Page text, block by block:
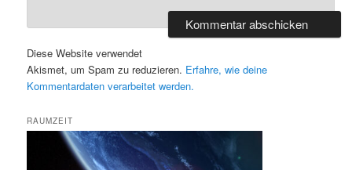
Diese Website verwendet
Akismet, um Spam zu reduzieren. Erfahre, wie deine
Kommentardaten verarbeitet werden.
RAUMZEIT